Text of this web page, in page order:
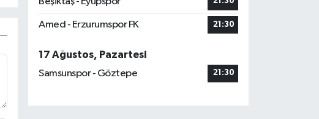
Amed - Erzurumspor FK 21:30
17 Ağustos, Pazartesi
Samsunspor - Göztepe
21:30